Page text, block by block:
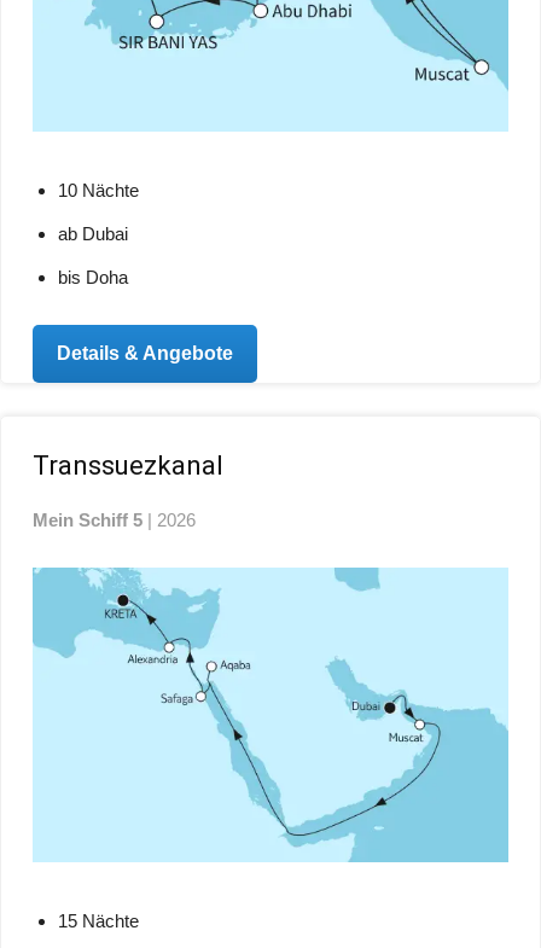
10 Nächte
ab Dubai
bis Doha
Details & Angebote
Transsuezkanal
Mein Schiff 5 | 2026
15 Nächte